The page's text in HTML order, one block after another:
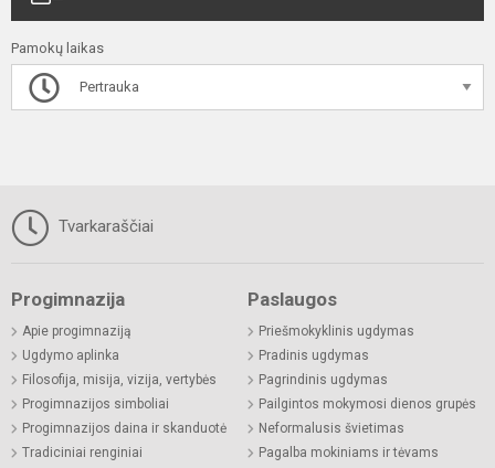
Pamokų laikas
Pertrauka
Tvarkaraščiai
Progimnazija
Apie progimnaziją
Ugdymo aplinka
Filosofija, misija, vizija, vertybės
Progimnazijos simboliai
Progimnazijos daina ir skanduotė
Tradiciniai renginiai
Paslaugos
Priešmokyklinis ugdymas
Pradinis ugdymas
Pagrindinis ugdymas
Pailgintos mokymosi dienos grupės
Neformalusis švietimas
Pagalba mokiniams ir tėvams